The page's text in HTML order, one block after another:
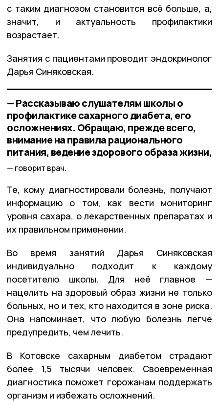
с таким диагнозом становится всё больше, а,
значит, и актуальность профилактики
возрастает.
Занятия с пациентами проводит эндокринолог
Дарья Синяковская.
— Рассказываю слушателям школы о
профилактике сахарного диабета, его
осложнениях. Обращаю, прежде всего,
внимание на правила рационального
питания, ведение здорового образа жизни,
говорит врач.
Те, кому диагностировали болезнь, получают
информацию о том, как вести мониторинг
уровня сахара, о лекарственных препаратах и
их правильном применении.
Во время занятий Дарья Синяковская
индивидуально подходит к каждому
посетителю школы. Для неё главное —
нацелить на здоровый образ жизни не только
больных, но и тех, кто находится в зоне риска.
Она напоминает, что любую болезнь легче
предупредить, чем лечить.
В Котовске сахарным диабетом страдают
более 1,5 тысячи человек. Своевременная
диагностика поможет горожанам поддержать
организм и избежать осложнений.